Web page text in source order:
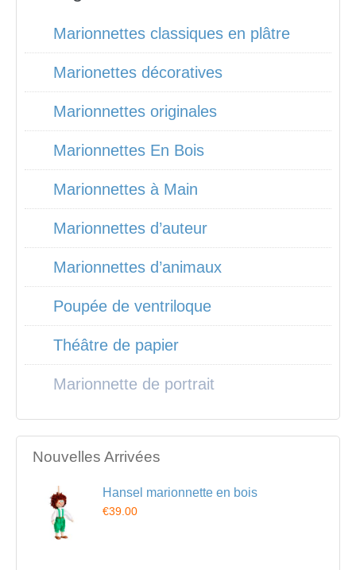
Marionnettes classiques en plâtre
Marionettes décoratives
Marionnettes originales
Marionnettes En Bois
Marionnettes à Main
Marionnettes d’auteur
Marionnettes d’animaux
Poupée de ventriloque
Théâtre de papier
Marionnette de portrait
Nouvelles Arrivées
Hansel marionnette en bois
€39.00